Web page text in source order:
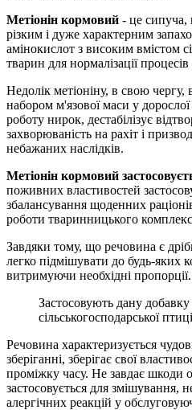
Метіонін кормовий - це сипуча,
різким і дуже характерним
амінокислот з високим вмістом
тварин для нормалізації
Недолік метіоніну, в свою
набором м'язової маси у
роботу нирок, дестабілізує
захворюваність на рахіт і
небажаних наслідків.
Метіонін кормовий
поживних властивостей
збалансування щоденних
роботи тваринницького
Завдяки тому, що речовина є
легко підмішувати до будь-яких
витримуючи необхідні пропорції.
Застосовують дану добавку
сільськогосподарської
Речовина характеризується
зберіганні, зберігає свої
проміжку часу. Не завдає
застосовується для змішування,
алергічних реакцій у